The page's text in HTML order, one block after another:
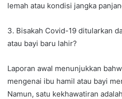
lemah atau kondisi jangka
3. Bisakah Covid-19 ditularkan
atau bayi baru lahir?
Laporan awal menunjukkan
mengenai ibu hamil atau bayi
Namun, satu kekhawatiran